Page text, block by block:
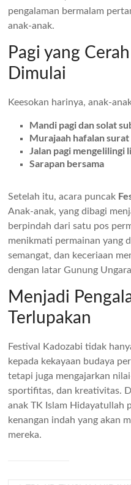
pengalaman bermalam
anak-anak.
Pagi yang
Dimulai
Keesokan harinya, anak-
Mandi pagi dan solat
Murajaah hafalan
Jalan pagi mengelilingi
Sarapan bersama
Setelah itu, acara puncak
Anak-anak, yang dibagi
berpindah dari satu pos
menikmati permainan yang
semangat, dan keceriaan
dengan latar Gunung
Menjadi
Terlupakan
Festival Kadozabi tidak
kepada kekayaan budaya
tetapi juga mengajarkan
sportifitas, dan kreativitas.
anak TK Islam Hidayatullah
kenangan indah yang akan
mereka.